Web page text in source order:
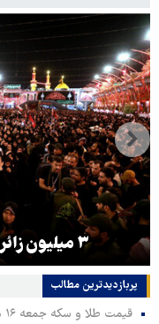
۳ میلیون زائر اربعین به کشور بازگشتند
پربازدیدترین‌ مطالب
قیمت طلا و سکه جمعه ۱۶ مرداد ۱۴۰۵/ طلای ۱۸ عیار امروز چند؟